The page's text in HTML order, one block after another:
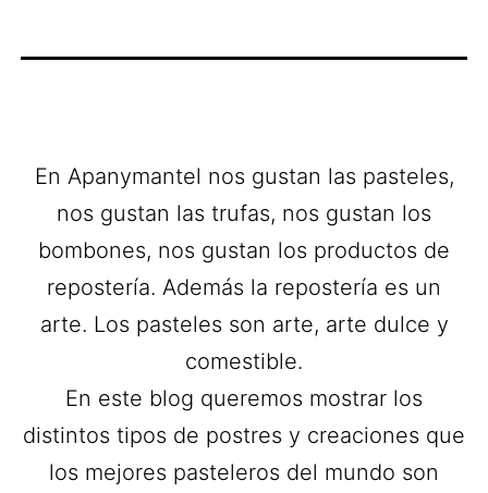
En Apanymantel nos gustan las pasteles,
nos gustan las trufas, nos gustan los
bombones, nos gustan los productos de
repostería. Además la repostería es un
arte. Los pasteles son arte, arte dulce y
comestible.
En este blog queremos mostrar los
distintos tipos de postres y creaciones que
los mejores pasteleros del mundo son